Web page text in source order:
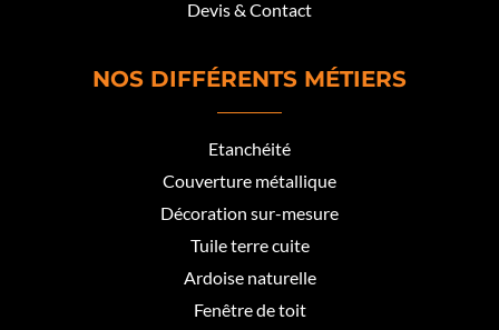
Devis & Contact
NOS DIFFÉRENTS MÉTIERS
Etanchéité
Couverture métallique
Décoration sur-mesure
Tuile terre cuite
Ardoise naturelle
Fenêtre de toit